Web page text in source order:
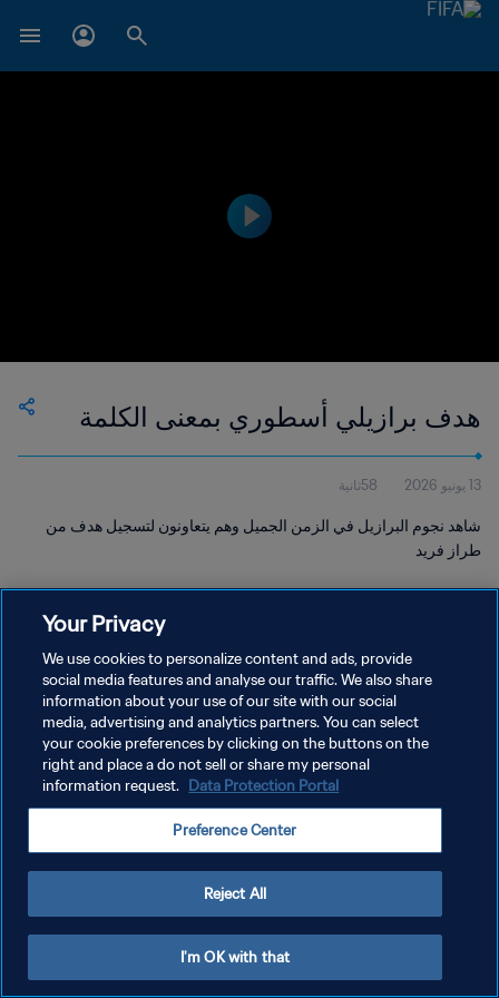
هدف برازيلي أسطوري بمعنى الكلمة
13 يونيو 2026 58ثانية
شاهد نجوم البرازيل في الزمن الجميل وهم يتعاونون لتسجيل هدف من
طراز فريد
سياسة الخصوصية
شروط الخدمة
إدارة تفضيلات ملفات تعريف الارتباط
Your Privacy
We use cookies to personalize content and ads, provide
social media features and analyse our traffic. We also share
information about your use of our site with our social
media, advertising and analytics partners. You can select
your cookie preferences by clicking on the buttons on the
right and place a do not sell or share my personal
information request. Data Protection Portal
Preference Center
Reject All
I'm OK with that